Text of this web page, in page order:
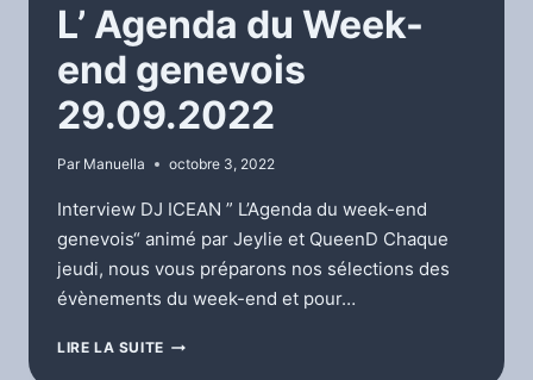
L’ Agenda du Week-
end genevois
29.09.2022
Par Manuella octobre 3, 2022
Interview DJ ICEAN ” L’Agenda du week-end
genevois“ animé par Jeylie et QueenD Chaque
jeudi, nous vous préparons nos sélections des
évènements du week-end et pour…
LIRE LA SUITE L’